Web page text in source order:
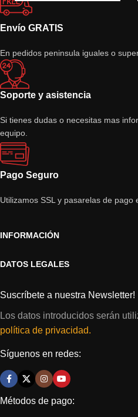
Envío GRATIS
En pedidos peninsula iguales o
Soporte y asistencia
Si tienes dudas o necesitas mas
equipo.
Pago Seguro
Utilizamos SSL y pasarelas de
INFORMACIÓN
DATOS LEGALES
Suscríbete a nuestra Newsletter!
Los datos introducidos serán
política de privacidad.
Síguenos en redes:
Métodos de pago: